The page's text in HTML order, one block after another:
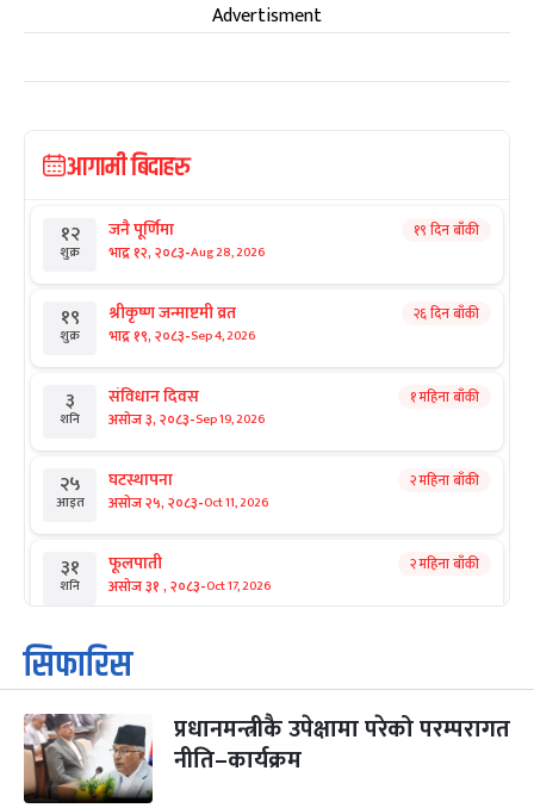
Advertisment
आगामी बिदाहरु
१२
शुक्र
जनै पूर्णिमा
भाद्र १२, २०८३-Aug 28, 2026
१९ दिन बाँकी
१९
शुक्र
श्रीकृष्ण जन्माष्टमी व्रत
भाद्र १९, २०८३-Sep 4, 2026
२६ दिन बाँकी
३
शनि
संविधान दिवस
असोज ३, २०८३-Sep 19, 2026
१ महिना बाँकी
२५
आइत
घटस्थापना
असोज २५, २०८३-Oct 11, 2026
२ महिना बाँकी
३१
शनि
फूलपाती
असोज ३१ , २०८३-Oct 17, 2026
२ महिना बाँकी
१
आइत
कार्तिक सङ्क्रान्ति
कार्तिक १, २०८३
३
मंगल
महानवमी
कार्तिक ३, २०८३-Oct 20, 2026
२ महिना बाँकी
सिफारिस
प्रधानमन्त्रीकै उपेक्षामा परेको परम्परागत
नीति–कार्यक्रम